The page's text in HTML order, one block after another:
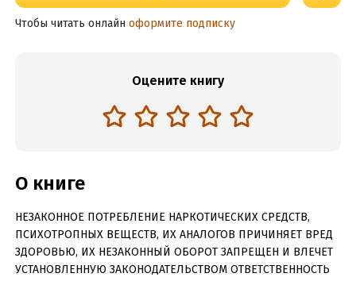
Чтобы читать онлайн оформите подписку
Оцените книгу
О книге
НЕЗАКОННОЕ ПОТРЕБЛЕНИЕ НАРКОТИЧЕСКИХ СРЕДСТВ,
ПСИХОТРОПНЫХ ВЕЩЕСТВ, ИХ АНАЛОГОВ ПРИЧИНЯЕТ ВРЕД
ЗДОРОВЬЮ, ИХ НЕЗАКОННЫЙ ОБОРОТ ЗАПРЕЩЕН И ВЛЕЧЕТ
УСТАНОВЛЕННУЮ ЗАКОНОДАТЕЛЬСТВОМ ОТВЕТСТВЕННОСТЬ